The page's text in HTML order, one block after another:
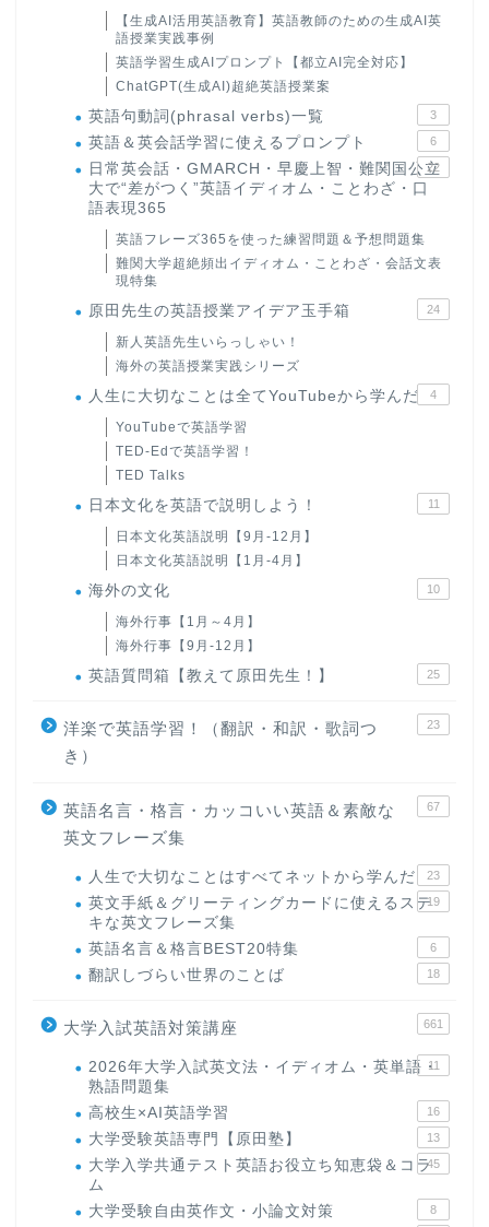
【生成AI活用英語教育】英語教師のための生成AI英
語授業実践事例
英語学習生成AIプロンプト【都立AI完全対応】
ChatGPT(生成AI)超絶英語授業案
英語句動詞(phrasal verbs)一覧 3
英語＆英会話学習に使えるプロンプト 6
日常英会話・GMARCH・早慶上智・難関国公立
大で“差がつく”英語イディオム・ことわざ・口
語表現365
22
英語フレーズ365を使った練習問題＆予想問題集
難関大学超絶頻出イディオム・ことわざ・会話文表
現特集
原田先生の英語授業アイデア玉手箱 24
新人英語先生いらっしゃい！
海外の英語授業実践シリーズ
人生に大切なことは全てYouTubeから学んだ 4
YouTubeで英語学習
TED-Edで英語学習！
TED Talks
日本文化を英語で説明しよう！ 11
日本文化英語説明【9月-12月】
日本文化英語説明【1月-4月】
海外の文化 10
海外行事【1月～4月】
海外行事【9月-12月】
英語質問箱【教えて原田先生！】 25
洋楽で英語学習！（翻訳・和訳・歌詞つ
き）
23
英語名言・格言・カッコいい英語＆素敵な
英文フレーズ集
67
人生で大切なことはすべてネットから学んだ 23
英文手紙＆グリーティングカードに使えるステ
キな英文フレーズ集
19
英語名言＆格言BEST20特集 6
翻訳しづらい世界のことば 18
大学入試英語対策講座 661
2026年大学入試英文法・イディオム・英単語・
熟語問題集
11
高校生×AI英語学習 16
大学受験英語専門【原田塾】 13
大学入学共通テスト英語お役立ち知恵袋＆コラ
ム
45
大学受験自由英作文・小論文対策 8